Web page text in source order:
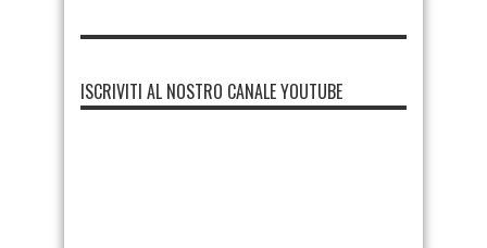
ISCRIVITI AL NOSTRO CANALE YOUTUBE